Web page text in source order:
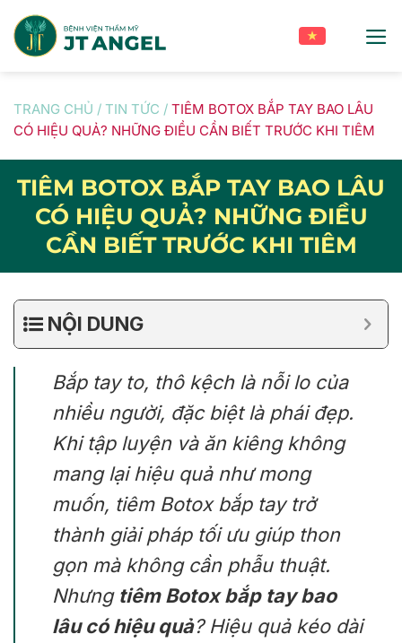
content
TRANG CHỦ / TIN TỨC / TIÊM BOTOX BẮP TAY BAO LÂU
CÓ HIỆU QUẢ? NHỮNG ĐIỀU CẦN BIẾT TRƯỚC KHI TIÊM
TIÊM BOTOX BẮP TAY BAO LÂU
CÓ HIỆU QUẢ? NHỮNG ĐIỀU
CẦN BIẾT TRƯỚC KHI TIÊM
NỘI DUNG
Bắp tay to, thô kệch là nỗi lo của
nhiều người, đặc biệt là phái đẹp.
Khi tập luyện và ăn kiêng không
mang lại hiệu quả như mong
muốn, tiêm Botox bắp tay trở
thành giải pháp tối ưu giúp thon
gọn mà không cần phẫu thuật.
Nhưng tiêm Botox bắp tay bao
lâu có hiệu quả? Hiệu quả kéo dài